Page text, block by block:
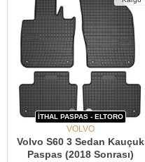
İTHAL PASPAS - ELTORO
VOLVO
Volvo S60 3 Sedan Kauçuk
Paspas (2018 Sonrası)